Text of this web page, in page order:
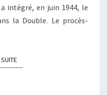
intégré, en juin 1944, le
la Double. Le procès­
LIRE LA SUITE